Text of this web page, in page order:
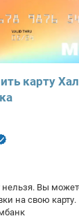
карту
Вы
на свою карту.